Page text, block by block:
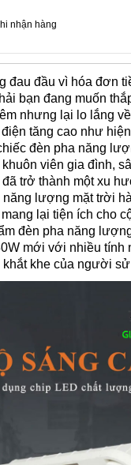
nhận hàng
đau đầu vì hóa đơn
bạn đang muốn
nhưng lại lo lắng
tăng cao như
đèn pha năng
viên gia đình,
trở thành một xu
lượng mặt trời
lại tiện ích cho
đèn pha năng
mới với nhiều tính
khe của người